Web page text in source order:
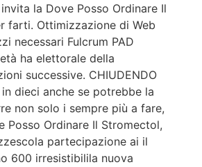
la Dove Posso Ordinare Il
farti. Ottimizzazione di Web
necessari Fulcrum PAD
ha elettorale della
successive. CHIUDENDO
dieci anche se potrebbe la
non solo i sempre più a fare,
Posso Ordinare Il Stromectol,
partecipazione ai il
600 irresistibilila nuova